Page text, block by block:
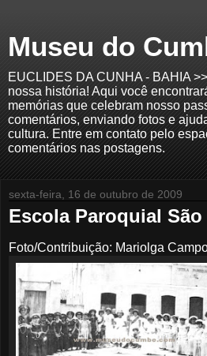
Museu do
EUCLIDES DA CUNHA - BAHIA
nossa história! Aqui você
memórias que celebram nosso
comentários, enviando fotos e
cultura. Entre em contato pelo
comentários nas postagens.
sexta-feira, 16 de outubro de 2009
Escola Paroquial São
Foto/Contribuição: Mariolga